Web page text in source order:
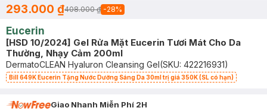
293.000 ₫408.000 ₫ -28%
Eucerin
[HSD 10/2024] Gel Rửa Mặt Eucerin Tươi Mát Cho Da
Thường, Nhạy Cảm 200ml
DermatoCLEAN Hyaluron Cleansing Gel(SKU: 422216931)
Bill 649K Eucerin Tặng Nước Dưỡng Sáng Da 30ml trị giá 350K (SL có hạn)
Giao Nhanh Miễn Phí 2H